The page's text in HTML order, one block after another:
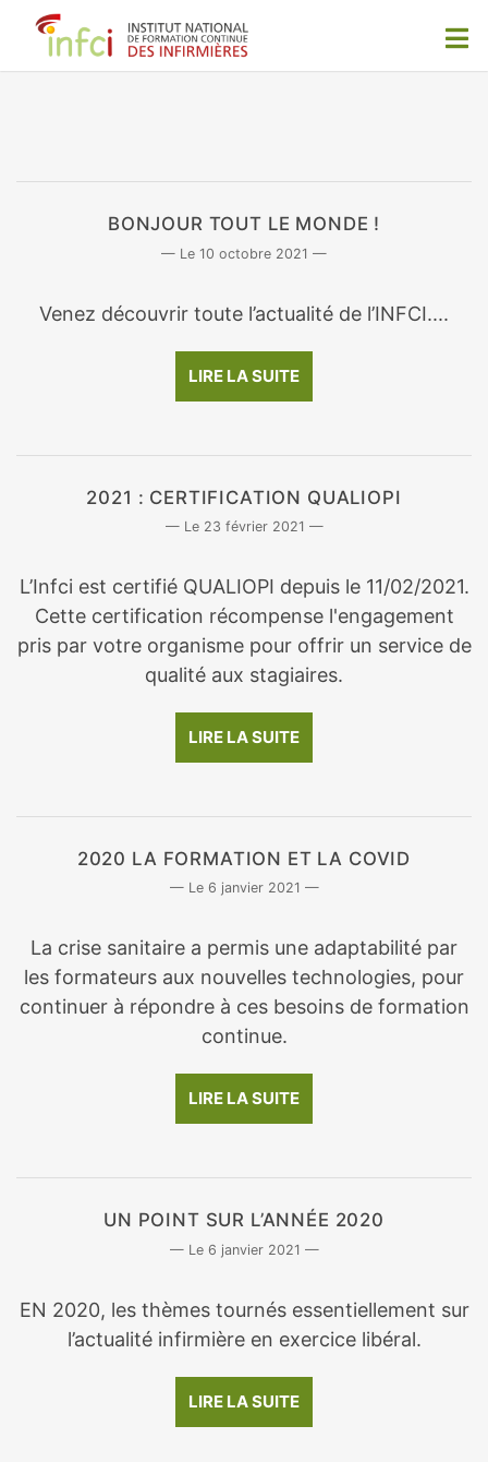
BONJOUR TOUT LE MONDE !
10 octobre 2021
Venez découvrir toute l’actualité de l’INFCI....
LIRE LA SUITE
2021 : CERTIFICATION QUALIOPI
23 février 2021
L’Infci est certifié QUALIOPI depuis le 11/02/2021.
Cette certification récompense l'engagement
pris par votre organisme pour offrir un service de
qualité aux stagiaires.
LIRE LA SUITE
2020 LA FORMATION ET LA COVID
6 janvier 2021
La crise sanitaire a permis une adaptabilité par
les formateurs aux nouvelles technologies, pour
continuer à répondre à ces besoins de formation
continue.
LIRE LA SUITE
UN POINT SUR L’ANNÉE 2020
6 janvier 2021
EN 2020, les thèmes tournés essentiellement sur
l’actualité infirmière en exercice libéral.
LIRE LA SUITE